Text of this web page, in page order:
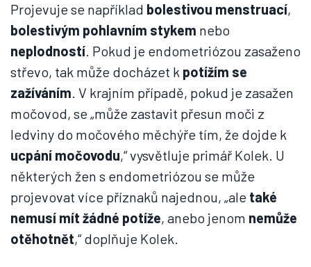
Projevuje se například bolestivou menstruací,
bolestivým pohlavním stykem nebo
neplodností. Pokud je endometriózou zasaženo
střevo, tak může docházet k potížím se
zažíváním. V krajním případě, pokud je zasažen
močovod, se „může zastavit přesun moči z
ledviny do močového měchýře tím, že dojde k
ucpání močovodu,“ vysvětluje primář Kolek. U
některých žen s endometriózou se může
projevovat více příznaků najednou, „ale také
nemusí mít žádné potíže, anebo jenom nemůže
otěhotnět,“ doplňuje Kolek.